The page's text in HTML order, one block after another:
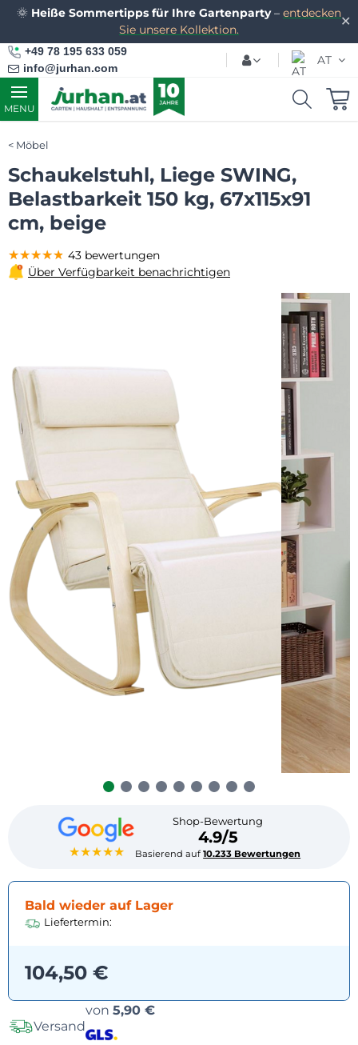
✕
🌞 Heiße Sommertipps für Ihre Gartenparty– entdecken
Sie unsere Kollektion.
+49 78 195 633 059
info@jurhan.com
AT
MENU
Möbel
Schaukelstuhl, Liege SWING,
Belastbarkeit 150 kg, 67x115x91
cm, beige
★★★★★
Shop-Bewertung
4.9/5
Basierend auf10.233 Bewertungen
★★★★★
★★★★★
★★★★★ 43 bewertungen
Über Verfügbarkeit benachrichtigen
Bald wieder auf Lager
Liefertermin:
104,50 €
Versand
von 5,90 €